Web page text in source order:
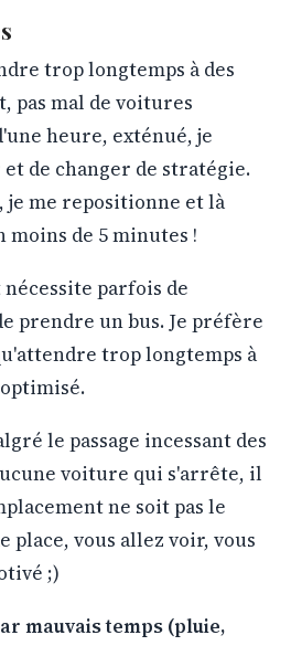
trop longtemps à des
pas mal de voitures
heure, exténué, je
de changer de stratégie.
je me repositionne et là
moins de 5 minutes !
parfois de
prendre un bus. Je préfère
trop longtemps à
le passage incessant des
voiture qui s'arrête, il
ne soit pas le
place, vous allez voir, vous
;)
mauvais temps (pluie,